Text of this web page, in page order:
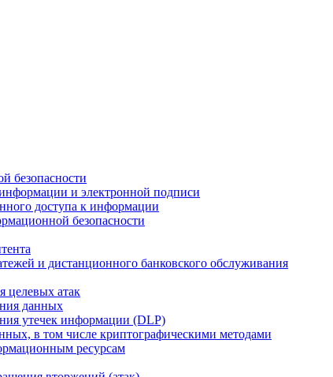
безопасности
и электронной подписи
доступа к информации
безопасности
и дистанционного банковского обслуживания
целевых атак
данных
утечек информации (DLP)
в том числе криптографическими методами
ресурсам